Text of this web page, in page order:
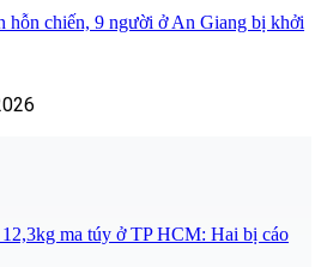
hỗn chiến, 9 người ở An Giang bị khởi
ma túy ở TP HCM: Hai bị cáo